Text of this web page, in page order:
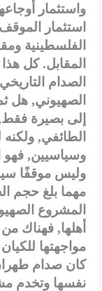
واستثمار
استثمار
الفلسطينية
المقابل. كل
الصدام
الصهيوني, هل
إلى بصيرة
الطائفي,
وسياسيين, فهو
وليس موقفًا
مهما بلغ حجم
المشروع
أهلها, فهناك
مواجهتها
كان صدام
نفسها وتخدم